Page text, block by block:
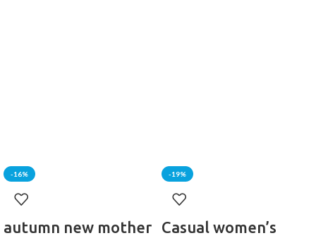
-16%
autumn new mother
-19%
Casual women’s